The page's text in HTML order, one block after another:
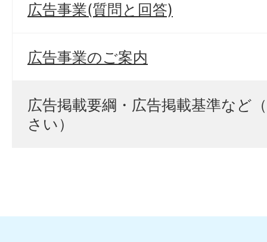
広告事業(質問と回答)
広告事業のご案内
広告掲載要綱・広告掲載基準など
さい）